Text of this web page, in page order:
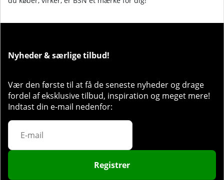
Nyheder & særlige tilbud!
Vær den første til at få de seneste nyheder og drage
fordel af eksklusive tilbud, inspiration og meget mere!
Indtast din e-mail nedenfor:
Registrer